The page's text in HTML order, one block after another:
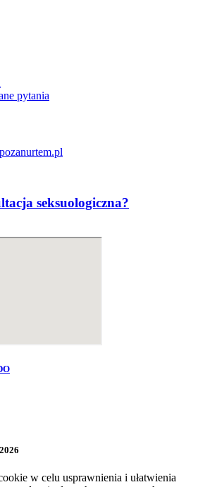
pytania
seksuologiczna?
w celu usprawnienia i ułatwienia